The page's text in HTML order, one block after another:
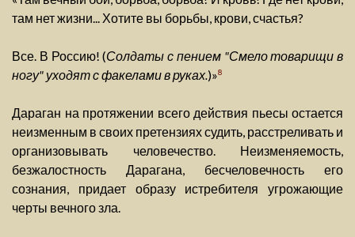
там нет жизни... Хотите вы борьбы, крови, счастья?
Все. В Россию! (Солдаты с пением "Смело товарищи в
ногу" уходят с факелами в руках.)»8
Дараган на протяжении всего действия пьесы остается
неизменным в своих претензиях судить, расстреливать и
организовывать человечество. Неизменяемость,
безжалостность Дарагана, бесчеловечность его
сознания, придает образу истребителя угрожающие
черты вечного зла.